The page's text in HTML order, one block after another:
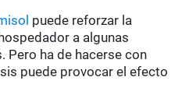
puede reforzar la
a algunas
Pero ha de hacerse con
puede provocar el efecto